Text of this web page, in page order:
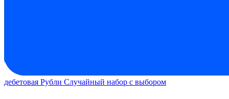
дебетовая Рубли Случайный набор с выбором